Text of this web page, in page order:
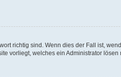
richtig sind. Wenn dies der Fall ist,
vorliegt, welches ein Administrator lösen